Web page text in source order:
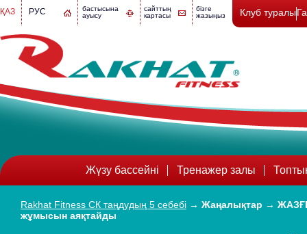
бастысына
ауысу
сайттың
картасы
бізге
жазыңыз
ҚАЗ РУС Клуб туралы
Жүзу бассейні Тренажер залы
Rakhat Fitness СК таңдудың 5 себебі → Жаңалықтар →
жұмысын аяқтайды